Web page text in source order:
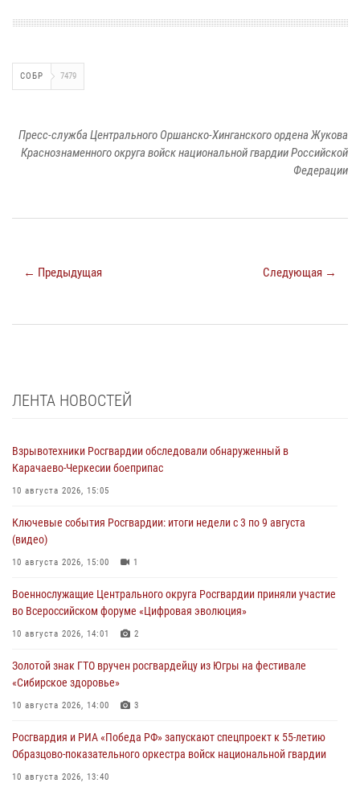
СОБР 7479
Пресс-служба Центрального Оршанско-Хинганского ордена Жукова
Краснознаменного округа войск национальной гвардии Российской
Федерации
← Предыдущая Следующая →
ЛЕНТА НОВОСТЕЙ
Взрывотехники Росгвардии обследовали обнаруженный в
Карачаево-Черкесии боеприпас
10 августа 2026, 15:05
Ключевые события Росгвардии: итоги недели с 3 по 9 августа
(видео)
10 августа 2026, 15:00 1
Военнослужащие Центрального округа Росгвардии приняли участие
во Всероссийском форуме «Цифровая эволюция»
10 августа 2026, 14:01 2
Золотой знак ГТО вручен росгвардейцу из Югры на фестивале
«Сибирское здоровье»
10 августа 2026, 14:00 3
Росгвардия и РИА «Победа РФ» запускают спецпроект к 55-летию
Образцово-показательного оркестра войск национальной гвардии
10 августа 2026, 13:40